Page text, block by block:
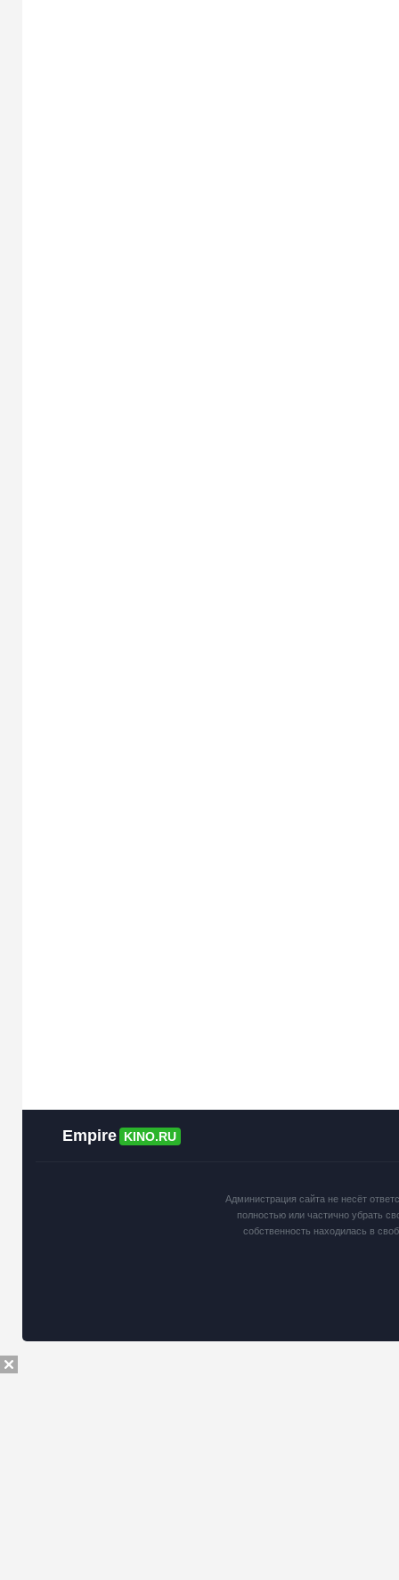
Empire KINO.RU
Администрация сайта не несёт
полностью или частично убрать
собственность находилась в